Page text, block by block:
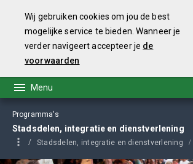
Wij gebruiken cookies om jou de best
mogelijke service te bieden. Wanneer je
verder navigeert accepteer je de
voorwaarden
Programma's
Stadsdelen, integratie en dienstverlening
Stadsdelen, integratie en dienstverlening